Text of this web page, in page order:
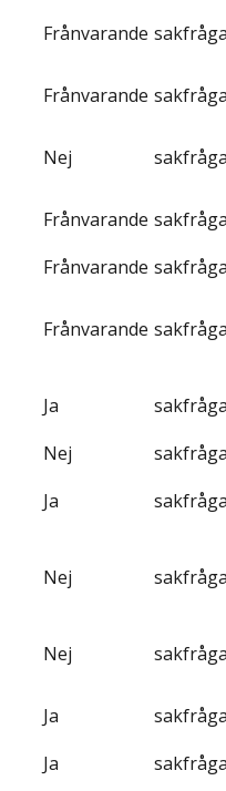
Frånvarande
Frånvarande
Nej
Frånvarande
Frånvarande
Frånvarande
Ja
Nej
Ja
Nej
Nej
Ja
Ja